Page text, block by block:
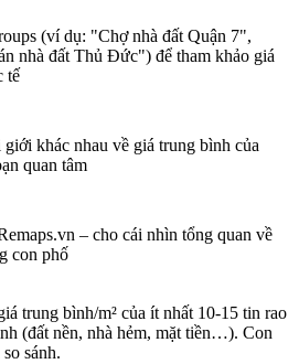
(ví dụ: "Chợ nhà đất Quận 7",
nhà đất Thủ Đức") để tham khảo giá
tế
khác nhau về giá trung bình của
quan tâm
– cho cái nhìn tổng quan về
con phố
trung bình/m² của ít nhất 10-15 tin rao
(đất nền, nhà hẻm, mặt tiền…). Con
sánh.